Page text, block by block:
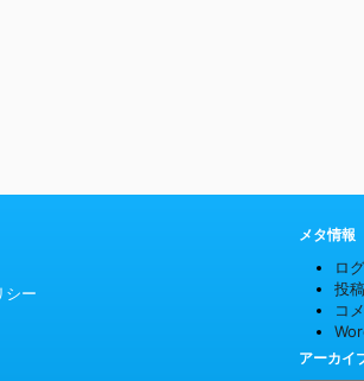
シー
メタ情報
ロ
投
コ
アーカイ